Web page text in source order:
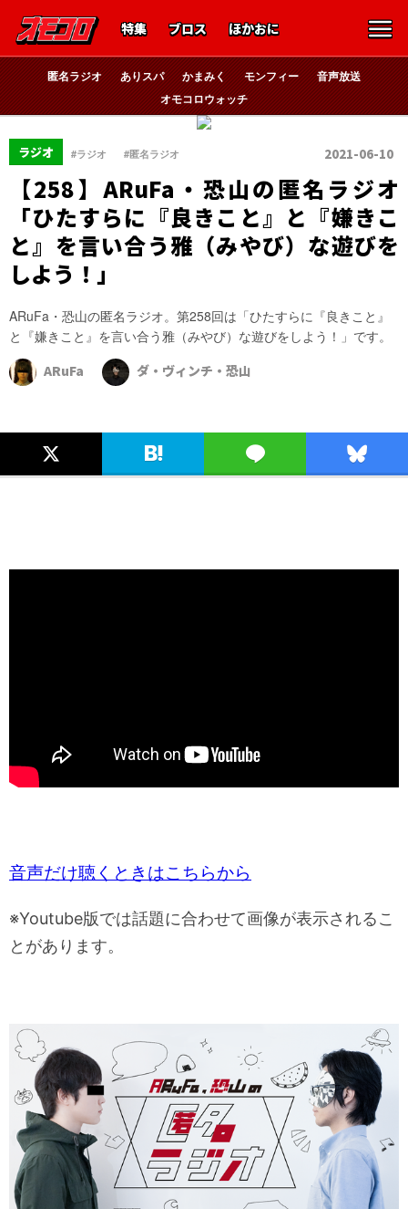
特集 ブロス ほかおに
匿名ラジオ ありスパ かまみく モンフィー
音声放送
オモコロウォッチ
ラジオ #ラジオ #匿名ラジオ 2021-06-10
【258】ARuFa・恐山の匿名ラジオ
「ひたすらに『良きこと』と『嫌きこ
と』を言い合う雅（みやび）な遊びを
しよう！」
ARuFa・恐山の匿名ラジオ。第258回は「ひたすらに『良きこと』
と『嫌きこと』を言い合う雅（みやび）な遊びをしよう！」です。
ARuFa
ダ・ヴィンチ・恐山
音声だけ聴くときはこちらから
※Youtube版では話題に合わせて画像が表示されるこ
とがあります。